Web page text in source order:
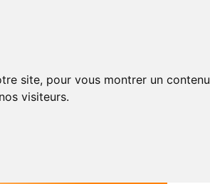
site, pour vous montrer un contenu
visiteurs.